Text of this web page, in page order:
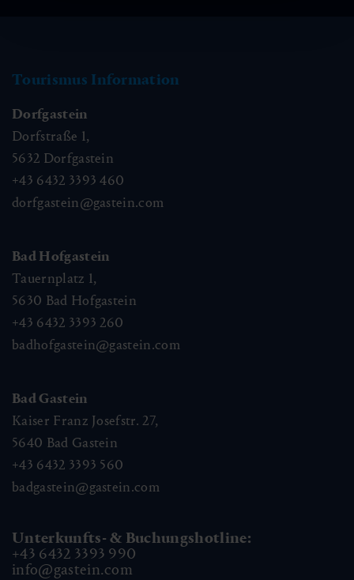
Tourismus Information
Dorfgastein
Dorfstraße 1,
5632 Dorfgastein
+43 6432 3393 460
dorfgastein@gastein.com
Bad Hofgastein
Tauernplatz 1,
5630 Bad Hofgastein
+43 6432 3393 260
badhofgastein@gastein.com
Bad Gastein
Kaiser Franz Josefstr. 27,
5640 Bad Gastein
+43 6432 3393 560
badgastein@gastein.com
Unterkunfts- & Buchungshotline:
+43 6432 3393 990
info@gastein.com